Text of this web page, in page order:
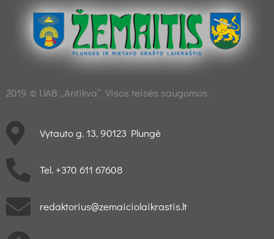
2019 © UAB „Antikva“. Visos teisės saugomos.
Vytauto g. 13, 90123 Plungė
Tel. +370 611 67608
redaktorius@zemaiciolaikrastis.lt